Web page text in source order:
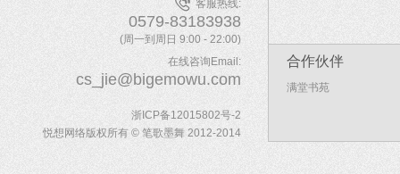
客服热线:
0579-83183938
(周一到周日 9:00 - 22:00)
在线咨询Email:
cs_jie@bigemowu.com
浙ICP备12015802号-2
悦想网络版权所有 © 笔歌墨舞 2012-2014
合作伙伴
满堂书苑